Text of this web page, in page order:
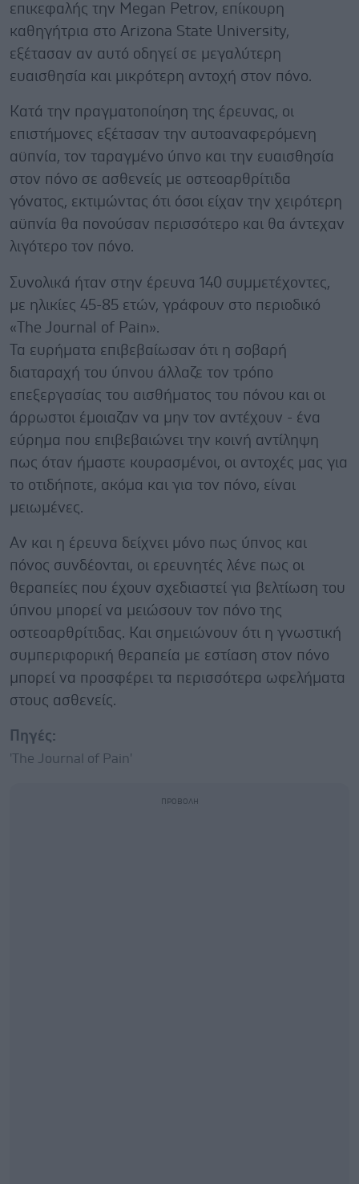
επικεφαλής την Megan Petrov, επίκουρη
καθηγήτρια στο Arizona State University,
εξέτασαν αν αυτό οδηγεί σε μεγαλύτερη
ευαισθησία και μικρότερη αντοχή στον πόνο.
Κατά την πραγματοποίηση της έρευνας, οι
επιστήμονες εξέτασαν την αυτοαναφερόμενη
αϋπνία, τον ταραγμένο ύπνο και την ευαισθησία
στον πόνο σε ασθενείς με οστεοαρθρίτιδα
γόνατος, εκτιμώντας ότι όσοι είχαν την χειρότερη
αϋπνία θα πονούσαν περισσότερο και θα άντεχαν
λιγότερο τον πόνο.
Συνολικά ήταν στην έρευνα 140 συμμετέχοντες,
με ηλικίες 45-85 ετών, γράφουν στο περιοδικό
«The Journal of Pain».
Τα ευρήματα επιβεβαίωσαν ότι η σοβαρή
διαταραχή του ύπνου άλλαζε τον τρόπο
επεξεργασίας του αισθήματος του πόνου και οι
άρρωστοι έμοιαζαν να μην τον αντέχουν - ένα
εύρημα που επιβεβαιώνει την κοινή αντίληψη
πως όταν ήμαστε κουρασμένοι, οι αντοχές μας για
το οτιδήποτε, ακόμα και για τον πόνο, είναι
μειωμένες.
Αν και η έρευνα δείχνει μόνο πως ύπνος και
πόνος συνδέονται, οι ερευνητές λένε πως οι
θεραπείες που έχουν σχεδιαστεί για βελτίωση του
ύπνου μπορεί να μειώσουν τον πόνο της
οστεοαρθρίτιδας. Και σημειώνουν ότι η γνωστική
συμπεριφορική θεραπεία με εστίαση στον πόνο
μπορεί να προσφέρει τα περισσότερα ωφελήματα
στους ασθενείς.
Πηγές:
'The Journal of Pain'